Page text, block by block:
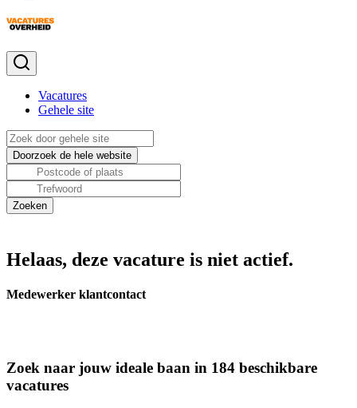
Vacatures
Gehele site
Helaas, deze vacature is niet actief.
Medewerker klantcontact
Zoek naar jouw ideale baan in 184 beschikbare
vacatures